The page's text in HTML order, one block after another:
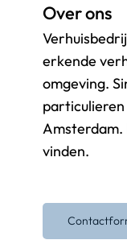
Over ons
erkende
omgeving.
Amsterdam.
vinden.